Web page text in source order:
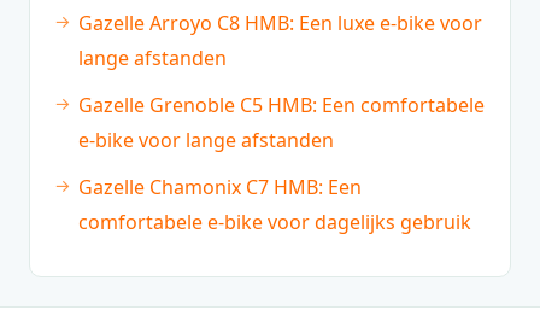
Gazelle Arroyo C8 HMB: Een luxe e-bike voor
lange afstanden
Gazelle Grenoble C5 HMB: Een comfortabele
e-bike voor lange afstanden
Gazelle Chamonix C7 HMB: Een
comfortabele e-bike voor dagelijks gebruik